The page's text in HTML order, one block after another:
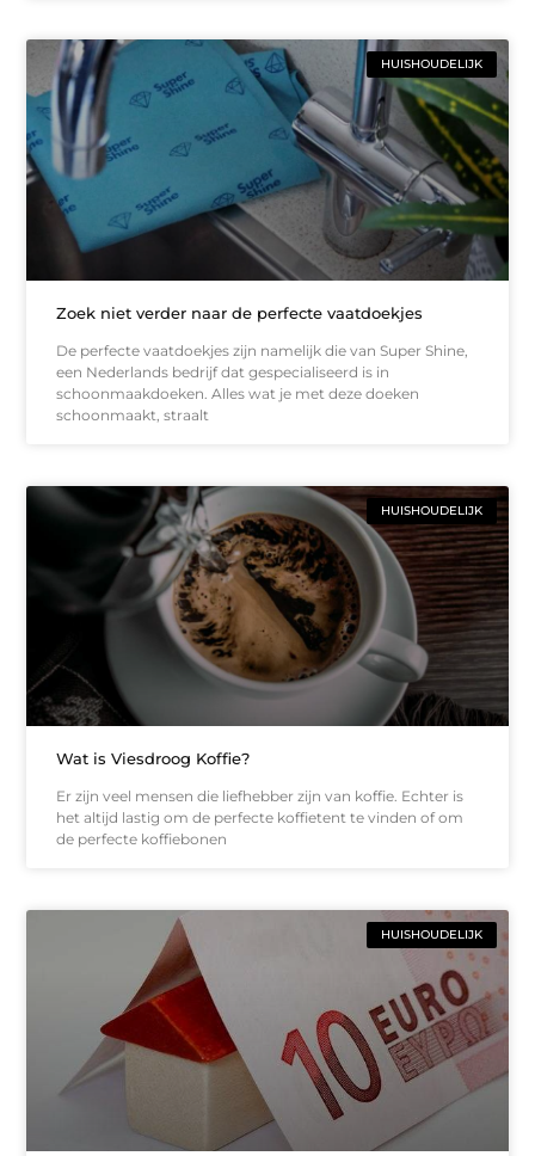
HUISHOUDELIJK
Zoek niet verder naar de perfecte vaatdoekjes
De perfecte vaatdoekjes zijn namelijk die van Super Shine,
een Nederlands bedrijf dat gespecialiseerd is in
schoonmaakdoeken. Alles wat je met deze doeken
schoonmaakt, straalt
HUISHOUDELIJK
Wat is Viesdroog Koffie?
Er zijn veel mensen die liefhebber zijn van koffie. Echter is
het altijd lastig om de perfecte koffietent te vinden of om
de perfecte koffiebonen
HUISHOUDELIJK